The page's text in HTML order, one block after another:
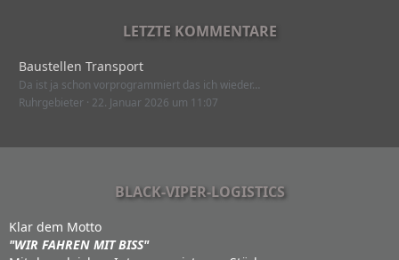
LETZTE KOMMENTARE
Baustellen Transport
Da ist ja schon vorprogrammiert das ich wieder…
Ruhrgebieter 22. Januar 2026 um 11:07
BLACK-VIPER-LOGISTICS
Klar dem Motto
"WIR FAHREN MIT BISS"